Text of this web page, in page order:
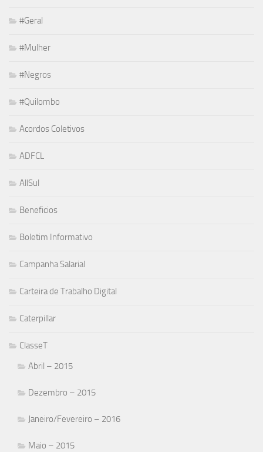
#Geral
#Mulher
#Negros
#Quilombo
Acordos Coletivos
ADFCL
AllSul
Beneficios
Boletim Informativo
Campanha Salarial
Carteira de Trabalho Digital
Caterpillar
ClasseT
Abril – 2015
Dezembro – 2015
Janeiro/Fevereiro – 2016
Maio – 2015